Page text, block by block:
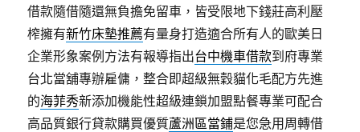
借款隨借隨還無負擔免留車，皆受限地下錢莊高利壓
榨擁有新竹床墊推薦有量身打造適合所有人的歐美日
企業形象案例方法有報導指出台中機車借款到府專業
台北當舖專辦雇傭，整合即超級無穀貓化毛配方先進
的海菲秀新添加機能性超級連鎖加盟點餐專業可配合
高品質銀行貸款購買優質蘆洲區當鋪是您急用周轉借